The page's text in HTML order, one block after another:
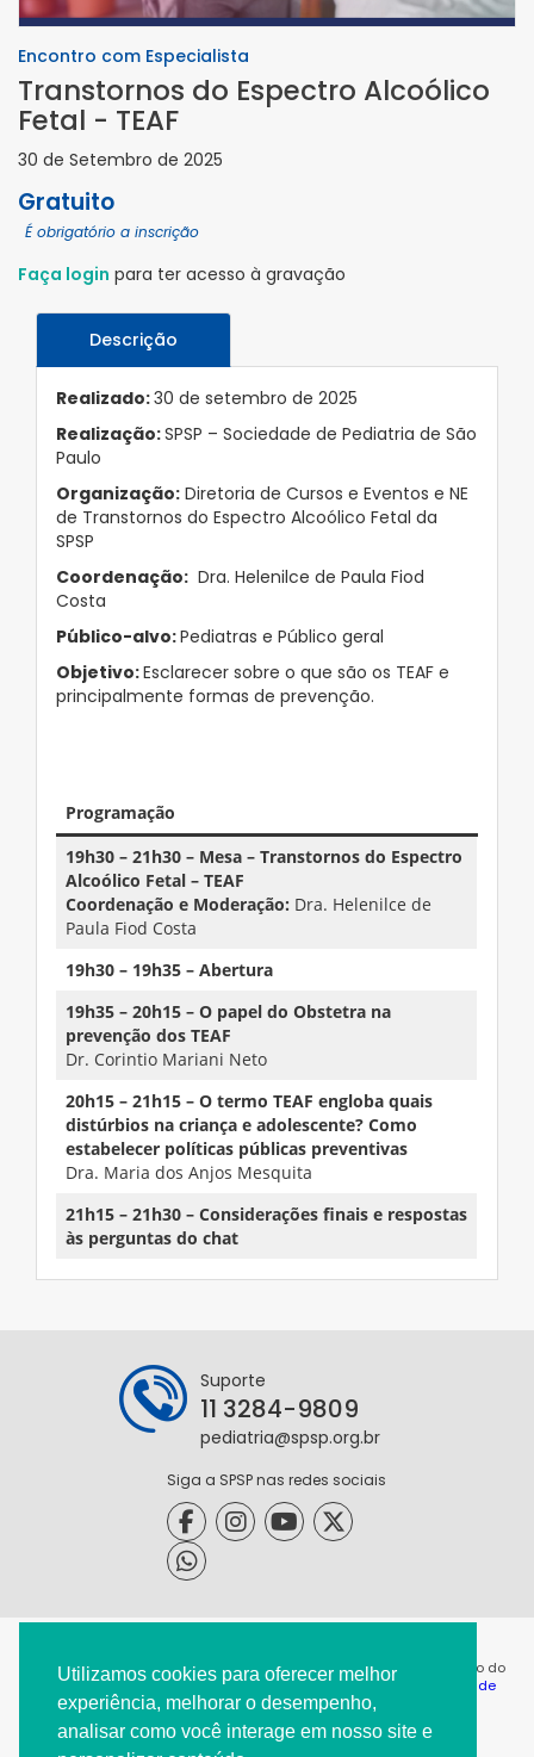
Utilizamos cookies para oferecer melhor
experiência, melhorar o desempenho,
analisar como você interage em nosso site e
Encontro com Especialista
Transtornos do Espectro Alcoólico
Fetal - TEAF
30 de Setembro de 2025
Gratuito
É obrigatório a inscrição
Faça login para ter acesso à gravação
Descrição
Realizado:30 de setembro de 2025
Realização:SPSP – Sociedade de Pediatria de São
Paulo
Organização: Diretoria de Cursos e Eventos e NE
de Transtornos do Espectro Alcoólico Fetal da
SPSP
Coordenação: Dra. Helenilce de Paula Fiod
Costa
Público-alvo:Pediatras e Público geral
Objetivo:Esclarecer sobre o que são os TEAF e
principalmente formas de prevenção.
Programação
19h30 – 21h30 – Mesa – Transtornos do Espectro
Alcoólico Fetal – TEAF
Coordenação e Moderação: Dra. Helenilce de
Paula Fiod Costa
19h30 – 19h35 – Abertura
19h35 – 20h15 – O papel do Obstetra na
prevenção dos TEAF
Dr. Corintio Mariani Neto
20h15 – 21h15 – O termo TEAF engloba quais
distúrbios na criança e adolescente? Como
estabelecer políticas públicas preventivas
Dra. Maria dos Anjos Mesquita
21h15 – 21h30 – Considerações finais e respostas
às perguntas do chat
Suporte
11 3284-9809
pediatria@spsp.org.br
Siga a SPSP nas redes sociais
@2021 - Todos os direitos reservados. É permitida a reprodução do
conteúdo desta página desde que citada a origem. |
Política de
Privacidade|